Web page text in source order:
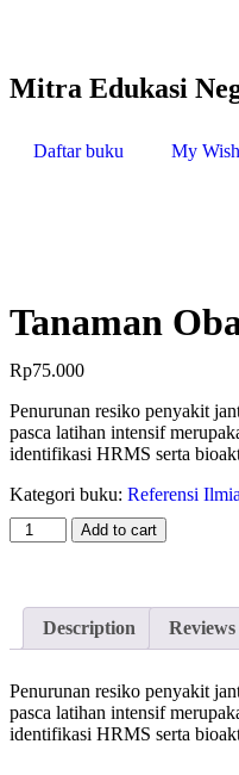
Mitra Edukasi
Daftar buku My
Tanaman
Rp75.000
Penurunan resiko penyakit
pasca latihan intensif
identifikasi HRMS serta
Kategori buku: Referensi
Add to cart
Description Reviews
Penurunan resiko penyakit
pasca latihan intensif
identifikasi HRMS serta